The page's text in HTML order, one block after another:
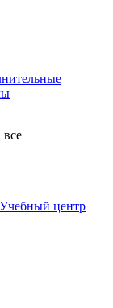
Учебный центр